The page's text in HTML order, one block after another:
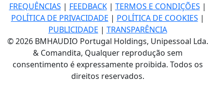
FREQUÊNCIAS | FEEDBACK| TERMOS E CONDIÇÕES |
POLÍTICA DE PRIVACIDADE | POLÍTICA DE COOKIES |
PUBLICIDADE | TRANSPARÊNCIA
© 2026 BMHAUDIO Portugal Holdings, Unipessoal Lda.
& Comandita, Qualquer reprodução sem
consentimento é expressamente proibida. Todos os
direitos reservados.